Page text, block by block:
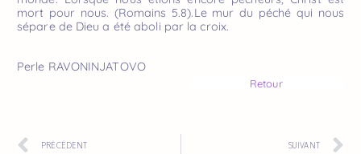
mort pour nous. (Romains 5.8).Le mur du péché qui nous
sépare de Dieu a été aboli par la croix.
Perle RAVONINJATOVO
Retour
PRÉCÉDENT SUIVANT